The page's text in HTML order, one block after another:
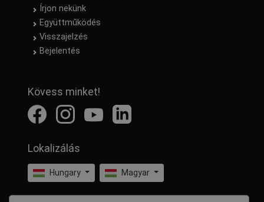
Írjon nekünk
Együttműködés
Visszajelzés
Bejelentés
Kövess minket!
Lokalizálás
Hungary Magyar